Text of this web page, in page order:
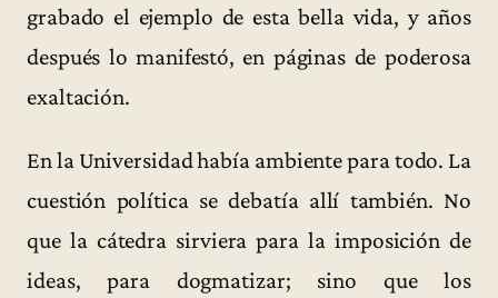
grabado el ejemplo de esta bella vida, y años
después lo manifestó, en páginas de poderosa
exaltación.
En la Universidad había ambiente para todo. La
cuestión política se debatía allí también. No
que la cátedra sirviera para la imposición de
ideas, para dogmatizar; sino que los